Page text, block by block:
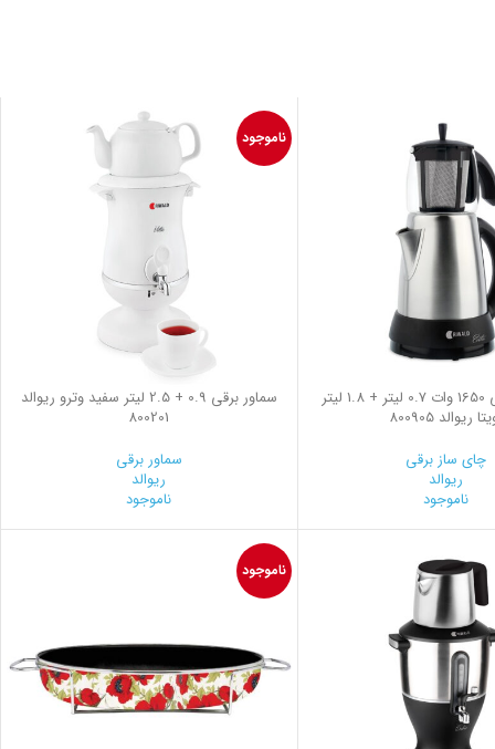
چای ساز برقی 1650 وات 0.7 لیتر + 1.8 لیتر
ریوالد 800905
چای ساز برقی
ریوالد
ناموجود
ناموجود
سماور برقی 0.9 + 2.5 لیتر سفید وترو ریوالد
800201
سماور برقی
ریوالد
ناموجود
ناموجود